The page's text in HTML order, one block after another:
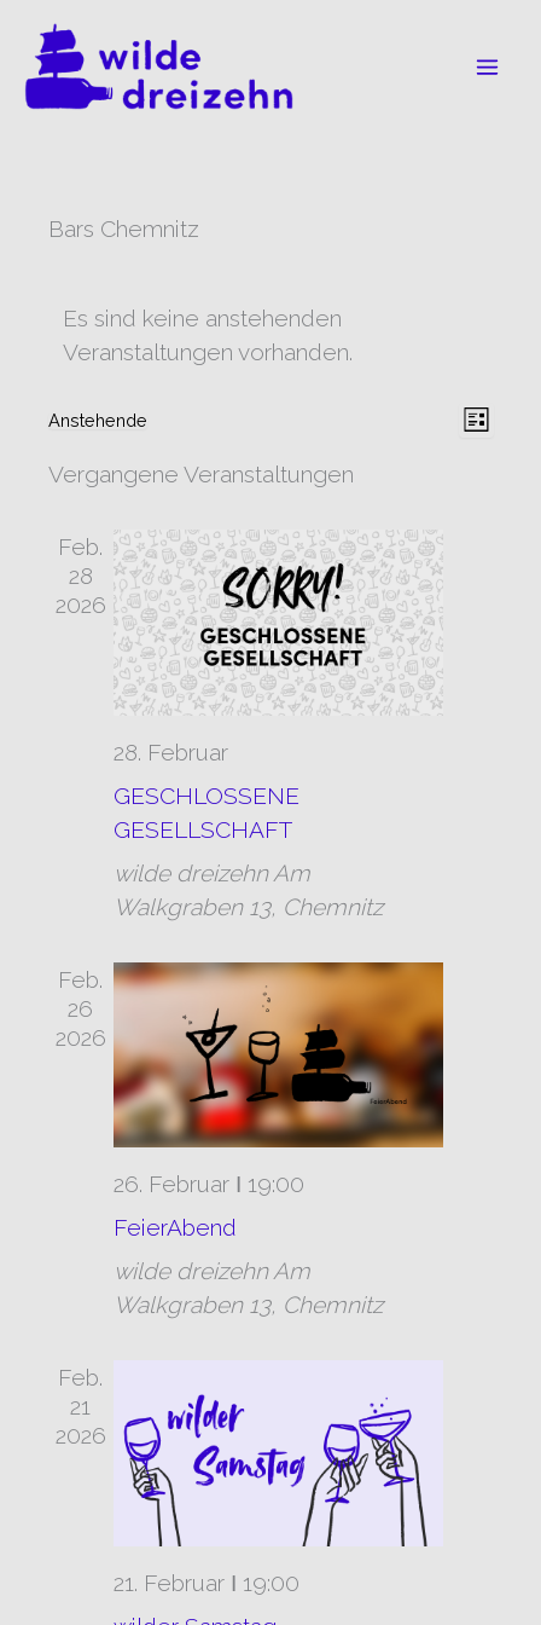
Inhalt
springen
Bars Chemnitz
Es sind keine anstehenden
Veranstaltungen vorhanden.
Liste
Anstehende
wählen.
Vergangene Veranstaltungen
Feb.
28
2026
28. Februar
GESCHLOSSENE
GESELLSCHAFT
wilde dreizehnAm
Walkgraben 13, Chemnitz
Feb.
26
2026
26. Februar Ι 19:00
FeierAbend
wilde dreizehnAm
Walkgraben 13, Chemnitz
Feb.
21
2026
21. Februar Ι 19:00